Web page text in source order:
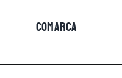
COMARCA